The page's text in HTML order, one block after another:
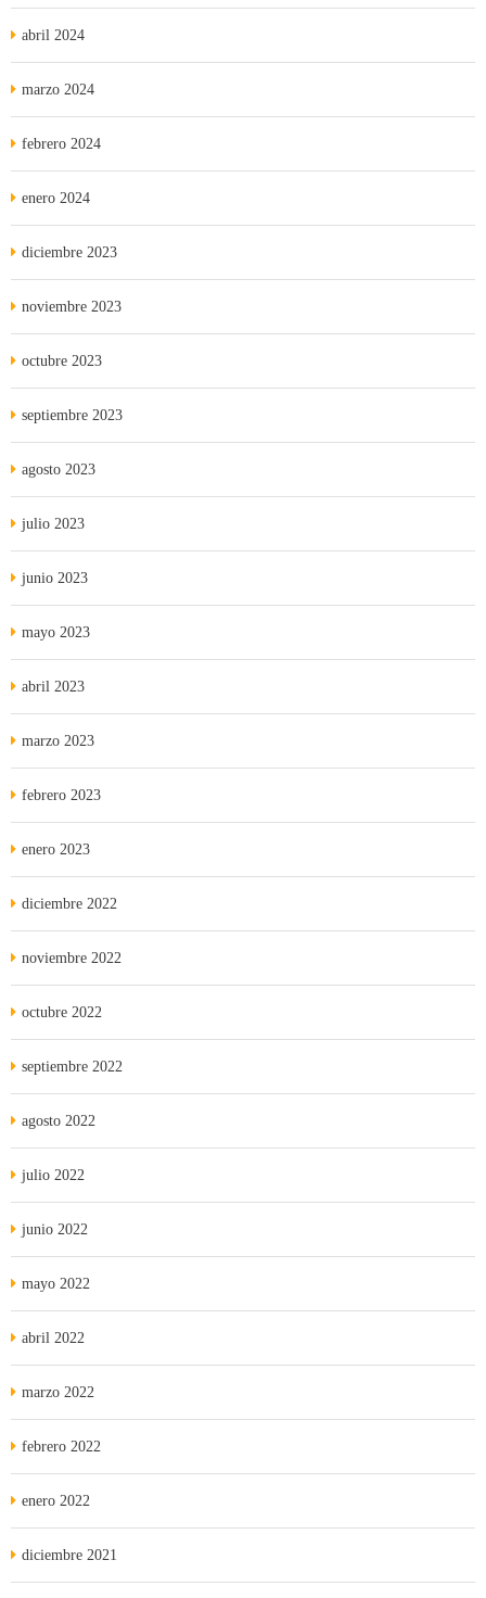
abril 2024
marzo 2024
febrero 2024
enero 2024
diciembre 2023
noviembre 2023
octubre 2023
septiembre 2023
agosto 2023
julio 2023
junio 2023
mayo 2023
abril 2023
marzo 2023
febrero 2023
enero 2023
diciembre 2022
noviembre 2022
octubre 2022
septiembre 2022
agosto 2022
julio 2022
junio 2022
mayo 2022
abril 2022
marzo 2022
febrero 2022
enero 2022
diciembre 2021